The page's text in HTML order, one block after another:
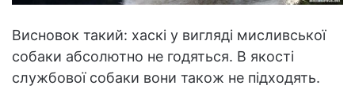
Висновок такий: хаскі у вигляді мисливської
собаки абсолютно не годяться. В якості
службової собаки вони також не підходять.